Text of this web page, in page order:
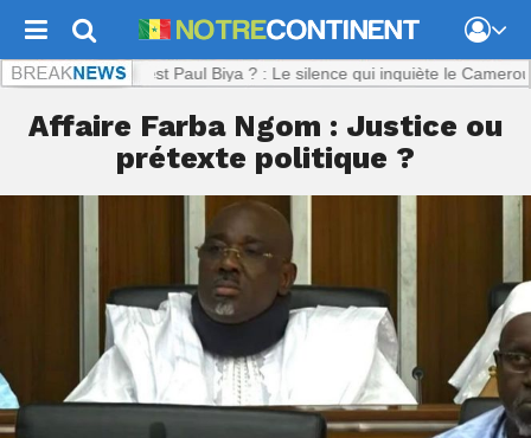
: Où est Paul Biya ? : Le silence qui inquiète le Cameroun
Affaire Farba Ngom : Justice ou
prétexte politique ?